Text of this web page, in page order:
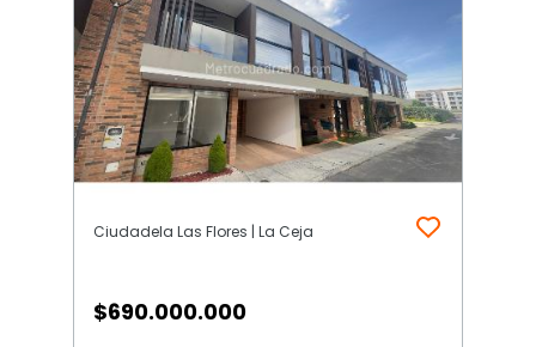
Ciudadela Las Flores | La Ceja
$690.000.000